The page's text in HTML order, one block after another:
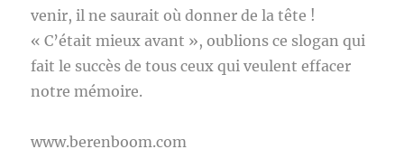
venir, il ne saurait où donner de la tête !
« C’était mieux avant », oublions ce slogan qui
fait le succès de tous ceux qui veulent effacer
notre mémoire.
www.berenboom.com